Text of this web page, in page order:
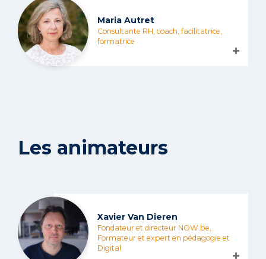
Maria Autret
Consultante RH, coach, facilitatrice,
formatrice
Les animateurs
Xavier Van Dieren
Fondateur et directeur NOW.be,
Formateur et expert en pédagogie et
Digital